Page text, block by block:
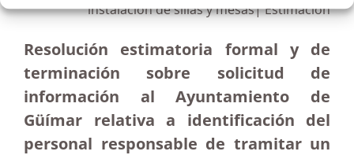
instalación de sillas y mesas| Estimación
Resolución estimatoria formal y de
terminación sobre solicitud de
información al Ayuntamiento de
Güímar relativa a identificación del
personal responsable de tramitar un